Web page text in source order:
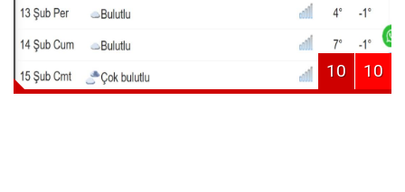
10 10